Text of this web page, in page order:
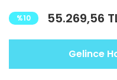
%10 55.269,56
Gelince